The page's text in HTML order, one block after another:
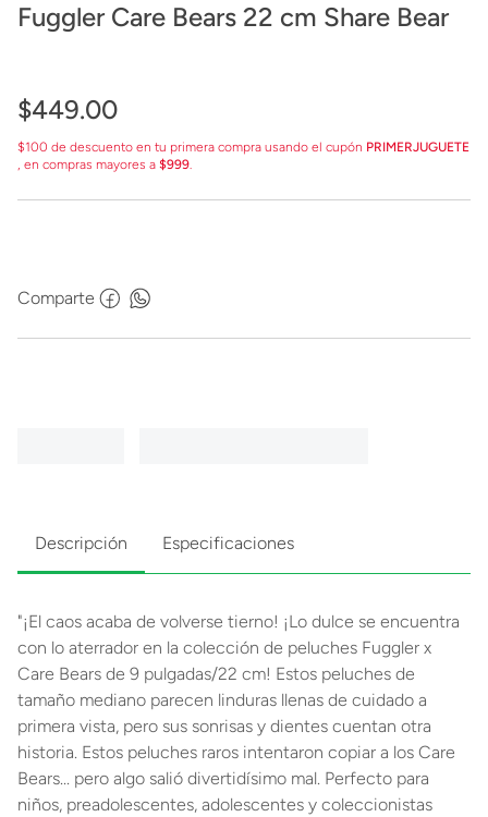
Fuggler Care Bears 22 cm Share Bear
$449.00
$100 de descuento en tu primera compra usando el cupón PRIMERJUGUETE
, en compras mayores a $999.
Comparte
Descripción Especificaciones
"¡El caos acaba de volverse tierno! ¡Lo dulce se encuentra
con lo aterrador en la colección de peluches Fuggler x
Care Bears de 9 pulgadas/22 cm! Estos peluches de
tamaño mediano parecen linduras llenas de cuidado a
primera vista, pero sus sonrisas y dientes cuentan otra
historia. Estos peluches raros intentaron copiar a los Care
Bears... pero algo salió divertidísimo mal. Perfecto para
niños, preadolescentes, adolescentes y coleccionistas